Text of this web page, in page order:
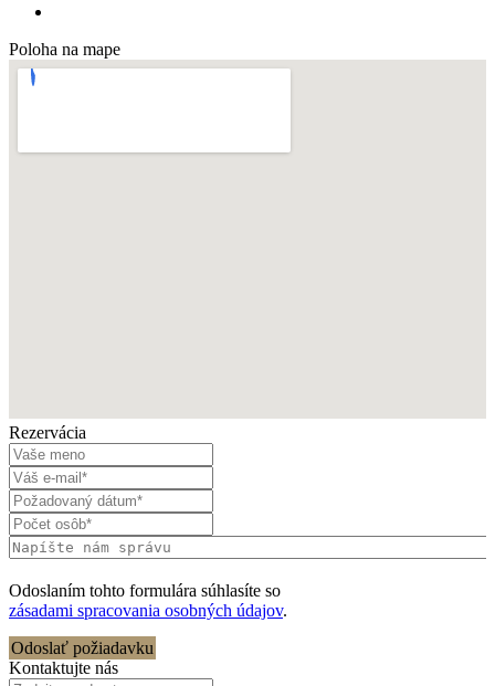
Poloha na mape
Rezervácia
Odoslaním tohto formulára súhlasíte so
zásadami spracovania osobných údajov.
Odoslať požiadavku
Kontaktujte nás